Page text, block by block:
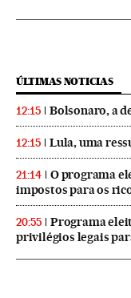
ÚLTIMAS NOTICIAS
12:15 Bolsonaro, a
12:15 Lula, uma
21:14
O programa
impostos para os
20:55
Programa
privilégios legais